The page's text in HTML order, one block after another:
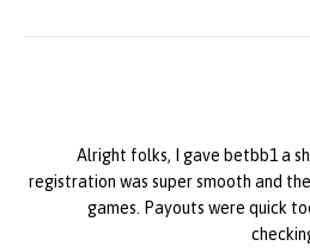
Alright folks, I gave betbb1 a
registration was super smooth and
games. Payouts were quick